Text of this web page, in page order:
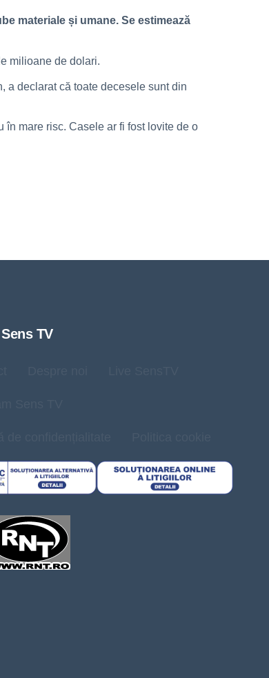
materiale și umane. Se estimează
milioane de dolari.
a declarat că toate decesele sunt din
mare risc. Casele ar fi fost lovite de o
TV